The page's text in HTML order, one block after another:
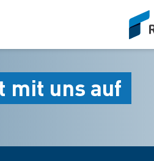
siteLogo
mit uns auf